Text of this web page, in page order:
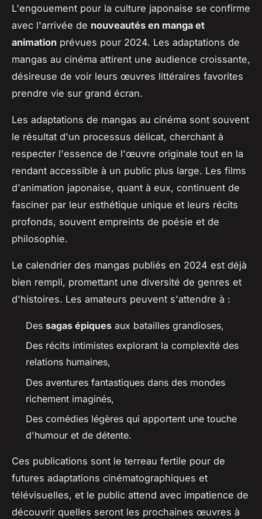
L'engouement pour la culture japonaise se confirme
avec l'arrivée de nouveautés en manga et
animation prévues pour 2024. Les adaptations de
mangas au cinéma attirent une audience croissante,
désireuse de voir leurs œuvres littéraires favorites
prendre vie sur grand écran.
Les adaptations de mangas au cinéma sont souvent
le résultat d'un processus délicat, cherchant à
respecter l'essence de l'œuvre originale tout en la
rendant accessible à un public plus large. Les films
d'animation japonaise, quant à eux, continuent de
fasciner par leur esthétique unique et leurs récits
profonds, souvent empreints de poésie et de
philosophie.
Le calendrier des mangas publiés en 2024 est déjà
bien rempli, promettant une diversité de genres et
d'histoires. Les amateurs peuvent s'attendre à :
Des sagas épiques aux batailles grandioses,
Des récits intimistes explorant la complexité des
relations humaines,
Des aventures fantastiques dans des mondes
richement imaginés,
Des comédies légères qui apportent une touche
d'humour et de détente.
Ces publications sont le terreau fertile pour de
futures adaptations cinématographiques et
télévisuelles, et le public attend avec impatience de
découvrir quelles seront les prochaines œuvres à